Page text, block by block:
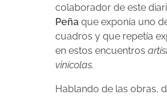
colaborador de este
Peña que exponía uno
cuadros y que repetía
en estos encuentros
vinícolas.
Hablando de las obras,